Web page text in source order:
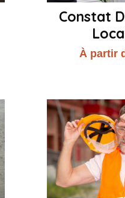
Constat
À partir